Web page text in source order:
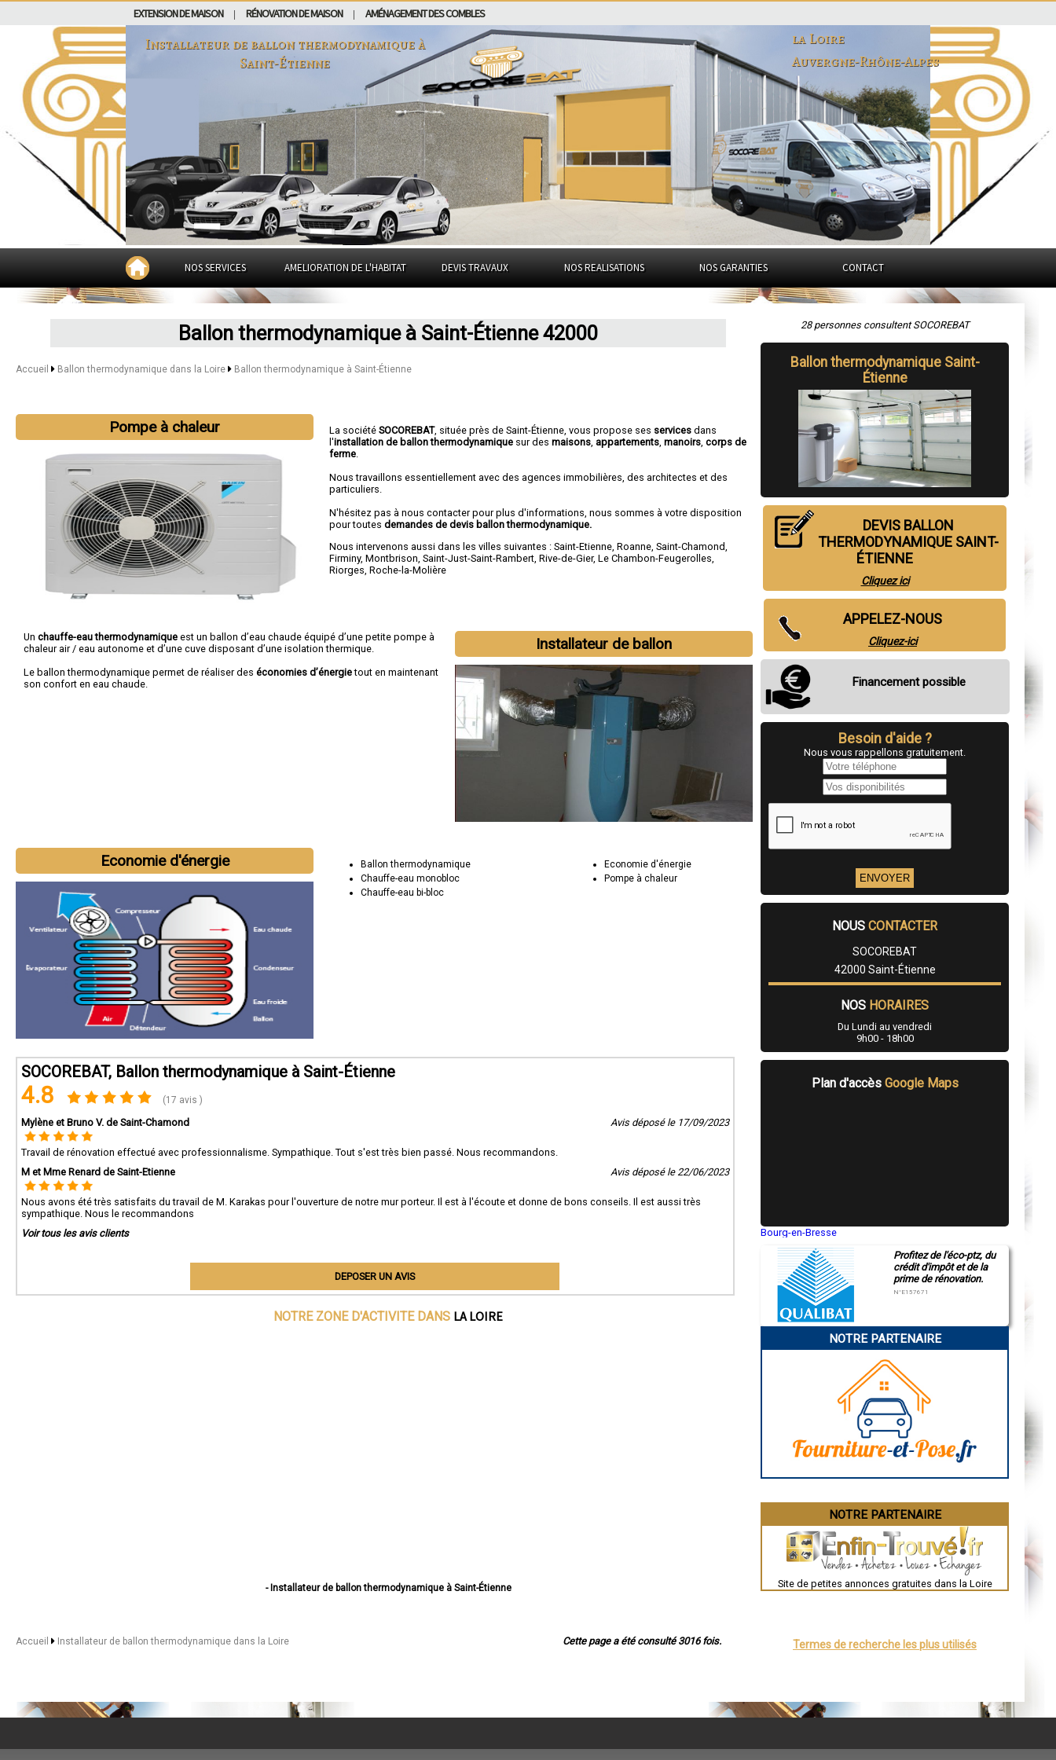
EXTENSION DE MAISON RÉNOVATION DE MAISON AMÉNAGEMENT DES COMBLES
Installateur de ballon thermodynamique à
Saint-Étienne
la Loire
Auvergne-Rhône-Alpes
NOS SERVICES AMELIORATION DE L'HABITAT DEVIS TRAVAUX NOS REALISATIONS NOS GARANTIES CONTACT
Ballon thermodynamique à Saint-Étienne 42000
Accueil Ballon thermodynamique dans la Loire Ballon thermodynamique à Saint-Étienne
Pompe à chaleur La sociétéSOCOREBAT, située près de Saint-Étienne, vous propose ses services dans
l'installation de ballon thermodynamique sur desmaisons appartements ,manoirs ,corps de
ferme
Nous travaillons essentiellement avec des agences immobilières, des architectes et des
particuliers.
N'hésitez pas à nous contacter pour plus d'informations, nous sommes à votre disposition
pour toutesdemandes de devis ballon thermodynamique.
Nous intervenons aussi dans les villes suivantes :Saint-Etienne ,Roanne ,Saint-Chamond
Firminy,Montbrison ,Saint-Just-Saint-Rambert ,Rive-de-Gier,Le Chambon-Feugerolles
Riorges ,Roche-la-Molière
Installateur de ballon
Un chauffe-eau thermodynamique est un ballon d’eau chaude équipé d’une petite pompe à
chaleur air / eau autonome et d’une cuve disposant d’une isolation thermique.
Le ballon thermodynamique permet de réaliser des économies d’énergietout en maintenant
son confort en eau chaude.
Economie d'énergie
Ballon thermodynamique
Chauffe-eau monobloc
Chauffe-eau bi-bloc
Economie d'énergie
Pompe à chaleur
SOCOREBAT, Ballon thermodynamique à Saint-Étienne
4.8 (17 avis )
Mylène et Bruno V. de Saint-Chamond Avis déposé le 17/09/2023
Travail de rénovation effectué avec professionnalisme. Sympathique. Tout s'est très bien passé. Nous recommandons.
M et Mme Renard de Saint-Etienne
Avis déposé le 22/06/2023
Nous avons été très satisfaits du travail de M. Karakas pour l'ouverture de notre mur porteur. Il est à l'écoute et donne de bons conseils. Il est aussi très
sympathique. Nous le recommandons
Voir tous les avis clients
DEPOSER UN AVIS
NOTRE ZONE D'ACTIVITE DANS LA LOIRE
- Installateur de ballon thermodynamique à Saint-Étienne
- Installateur de ballon thermodynamique à Montbrison
- Installateur de ballon thermodynamique à Riorges
- Installateur de ballon thermodynamique à Roche-la-Molière
Cette page a été consulté 3016 fois.
Accueil Installateur de ballon thermodynamique dans la Loire
28 personnes consultent SOCOREBAT
Ballon thermodynamique Saint-
Étienne
DEVIS BALLON
THERMODYNAMIQUE SAINT-
ÉTIENNE
Cliquez ici
APPELEZ-NOUS
Cliquez-ici
Financement possible
Besoin d'aide ?
Nous vous rappellons gratuitement.
NOUS CONTACTER
SOCOREBAT
42000 Saint-Étienne
NOS HORAIRES
Du Lundi au vendredi
9h00 - 18h00
Plan d'accès Google Maps
Bourg-en-Bresse
Montluçon
Manosque
Gap
Charleville-Mézières
Pamiers
Narbonne
Brive-la-Gaillarde
Guéret
Besançon
Évreux
Chartres
Nîmes
Auch
Saint-Étienne
Le Puy-en-Velay
Cahors
Profitez de l'éco-ptz, du
crédit d'impôt et de la
prime de rénovation.
N°E157671
NOTRE PARTENAIRE
NOTRE PARTENAIRE
Site de petites annonces gratuites dans la Loire
Termes de recherche les plus utilisés